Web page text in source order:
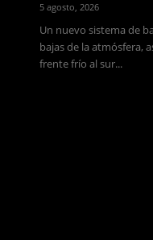
5 agosto, 2026
Un nuevo sistema de
bajas de la atmósfera,
frente frío al sur...